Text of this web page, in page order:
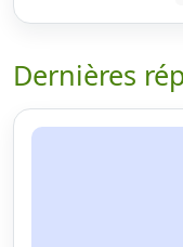
Dernières